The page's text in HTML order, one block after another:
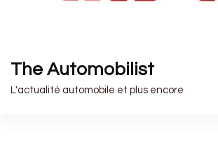
The Automobilist
L'actualité automobile et plus encore